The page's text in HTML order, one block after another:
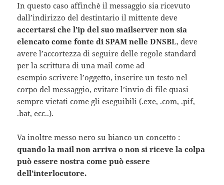
In questo caso affinchè il messaggio sia ricevuto
dall’indirizzo del destintario il mittente deve
accertarsi che l’ip del suo mailserver non sia
elencato come fonte di SPAM nelle DNSBL, deve
avere l’accortezza di seguire delle regole standard
per la scrittura di una mail come ad
esempio scrivere l’oggetto, inserire un testo nel
corpo del messaggio, evitare l’invio di file quasi
sempre vietati come gli eseguibili (.exe, .com, .pif,
.bat, ecc..).
Va inoltre messo nero su bianco un concetto :
quando la mail non arriva o non si riceve la colpa
può essere nostra come può essere
dell’interlocutore.